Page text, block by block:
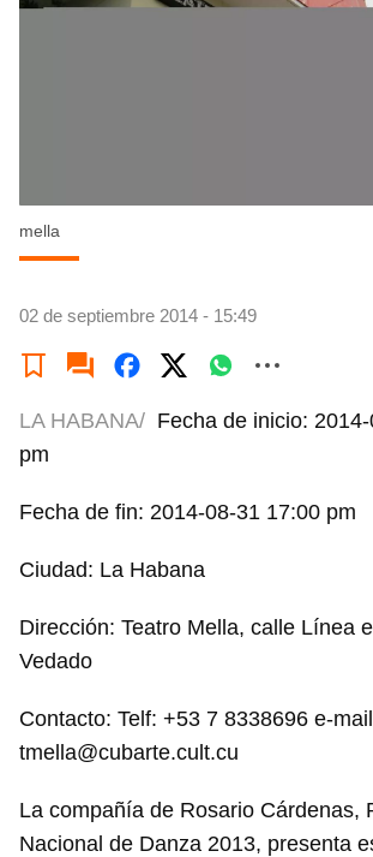
mella
02 de septiembre 2014 - 15:49
LA HABANA/ Fecha de inicio:
pm
Fecha de fin: 2014-08-31 17:00 pm
Ciudad: La Habana
Dirección: Teatro Mella, calle Línea
Vedado
Contacto: Telf: +53 7 8338696 e-
tmella@cubarte.cult.cu
La compañía de Rosario Cárdenas,
Nacional de Danza 2013, presenta